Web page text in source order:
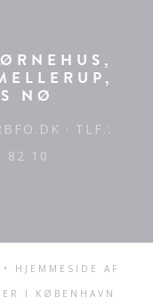
NØ
· TLF.:
82 10
HJEMMESIDE AF
I KØBENHAVN